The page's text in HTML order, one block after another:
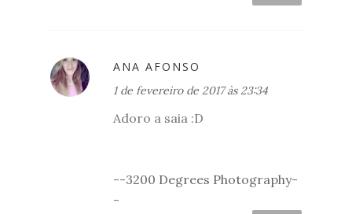
ANA AFONSO
1 de fevereiro de 2017 às 23:34
Adoro a saia :D
--3200 Degrees Photography-
-